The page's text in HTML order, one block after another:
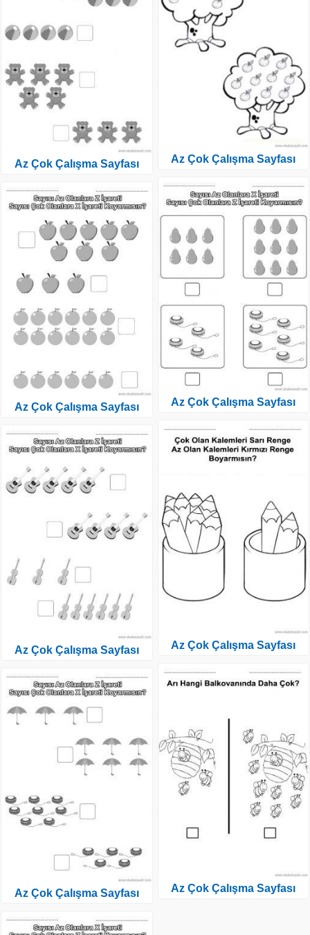
Az Çok Çalışma Sayfası
Az Çok Çalışma Sayfası
Az Çok Çalışma Sayfası
Az Çok Çalışma Sayfası
Az Çok Çalışma Sayfası
Az Çok Çalışma Sayfası
Az Çok Çalışma Sayfası
Az Çok Çalışma Sayfası